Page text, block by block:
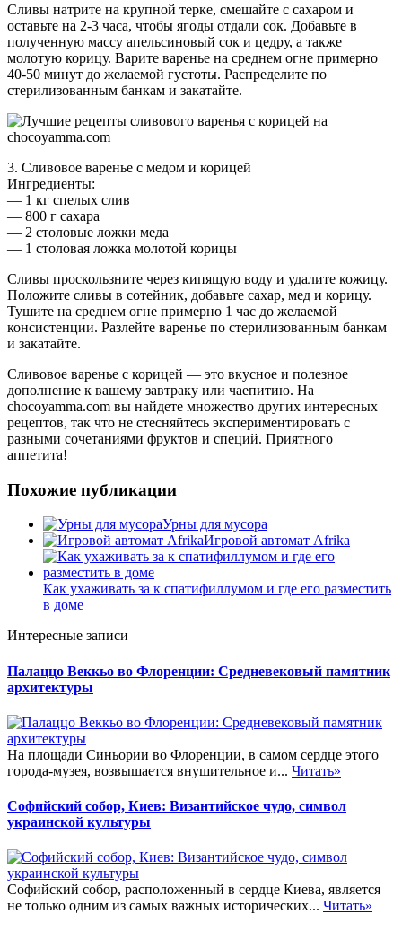
Сливы натрите на крупной терке, смешайте с сахаром и
оставьте на 2-3 часа, чтобы ягоды отдали сок. Добавьте в
полученную массу апельсиновый сок и цедру, а также
молотую корицу. Варите варенье на среднем огне примерно
40-50 минут до желаемой густоты. Распределите по
стерилизованным банкам и закатайте.
3. Сливовое варенье с медом и корицей
Ингредиенты:
— 1 кг спелых слив
— 800 г сахара
— 2 столовые ложки меда
— 1 столовая ложка молотой корицы
Сливы проскользните через кипящую воду и удалите кожицу.
Положите сливы в сотейник, добавьте сахар, мед и корицу.
Тушите на среднем огне примерно 1 час до желаемой
консистенции. Разлейте варенье по стерилизованным банкам
и закатайте.
Сливовое варенье с корицей — это вкусное и полезное
дополнение к вашему завтраку или чаепитию. На
chocoyamma.com вы найдете множество других интересных
рецептов, так что не стесняйтесь экспериментировать с
разными сочетаниями фруктов и специй. Приятного
аппетита!
Похожие публикации
Урны для мусора
Игровой автомат Afrika
Как ухаживать за к спатифиллумом и где его разместить
в доме
Интересные записи
Палаццо Веккьо во Флоренции: Средневековый памятник
архитектуры
На площади Синьории во Флоренции, в самом сердце этого
города-музея, возвышается внушительное и... Читать»
Софийский собор, Киев: Византийское чудо, символ
украинской культуры
Софийский собор, расположенный в сердце Киева, является
не только одним из самых важных исторических... Читать»